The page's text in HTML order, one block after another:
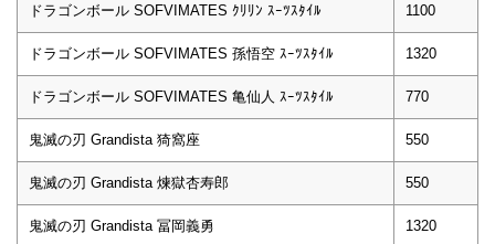
ドラゴンボール SOFVIMATES ｸﾘﾘﾝ ｽｰﾂｽﾀｲﾙ 1100
ドラゴンボール SOFVIMATES 孫悟空 ｽｰﾂｽﾀｲﾙ 1320
ドラゴンボール SOFVIMATES 亀仙人 ｽｰﾂｽﾀｲﾙ 770
鬼滅の刃 Grandista 猗窩座 550
鬼滅の刃 Grandista 煉獄杏寿郎 550
鬼滅の刃 Grandista 冨岡義勇 1320